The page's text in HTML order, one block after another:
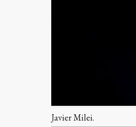
Javier Milei.